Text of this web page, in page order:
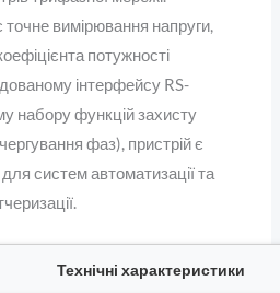
вимірювання напруги,
потужності
інтерфейсу RS-
набору функцій захисту
фаз), пристрій є
систем автоматизації та
Технічні характеристики